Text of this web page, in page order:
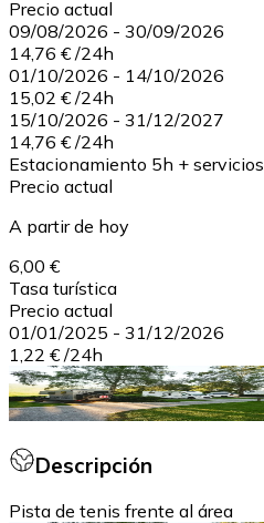
Precio actual
09/08/2026 - 30/09/2026
14,76 € /24h
01/10/2026 - 14/10/2026
15,02 € /24h
15/10/2026 - 31/12/2027
14,76 € /24h
Estacionamiento 5h + servicios
Precio actual
A partir de hoy
6,00 €
Tasa turística
Precio actual
01/01/2025 - 31/12/2026
1,22 € /24h
Descripción
Pista de tenis frente al área